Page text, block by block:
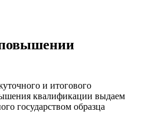
повышении
и итогового
квалификации выдаем
государством образца